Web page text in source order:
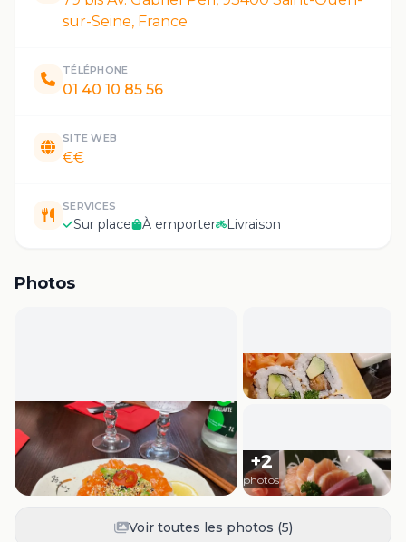
sur-Seine, France
TÉLÉPHONE
01 40 10 85 56
SITE WEB
€€
SERVICES
Sur place À emporter Livraison
Photos
+2
photos
Voir toutes les photos (5)